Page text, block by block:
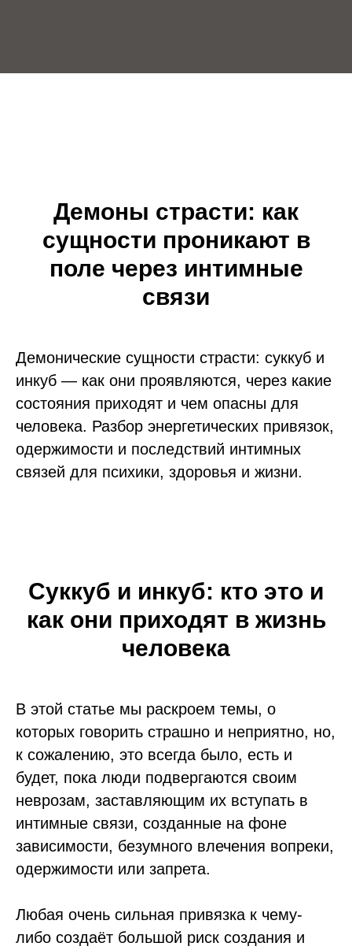
Демоны страсти: как
сущности проникают в
поле через интимные
связи
Демонические сущности страсти: суккуб и
инкуб — как они проявляются, через какие
состояния приходят и чем опасны для
человека. Разбор энергетических привязок,
одержимости и последствий интимных
связей для психики, здоровья и жизни.
Суккуб и инкуб: кто это и
как они приходят в жизнь
человека
В этой статье мы раскроем темы, о
которых говорить страшно и неприятно, но,
к сожалению, это всегда было, есть и
будет, пока люди подвергаются своим
неврозам, заставляющим их вступать в
интимные связи, созданные на фоне
зависимости, безумного влечения вопреки,
одержимости или запрета.
Любая очень сильная привязка к чему-
либо создаёт большой риск создания и